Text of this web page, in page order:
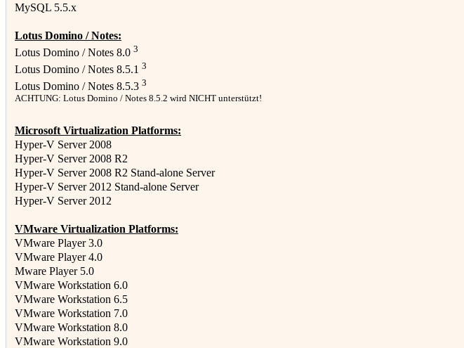
MySQL 5.5.x
Lotus Domino / Notes:
Lotus Domino / Notes 8.0 3
Lotus Domino / Notes 8.5.1 3
Lotus Domino / Notes 8.5.3 3
ACHTUNG: Lotus Domino / Notes 8.5.2 wird NICHT unterstützt!
Microsoft Virtualization Platforms:
Hyper-V Server 2008
Hyper-V Server 2008 R2
Hyper-V Server 2008 R2 Stand-alone Server
Hyper-V Server 2012 Stand-alone Server
Hyper-V Server 2012
VMware Virtualization Platforms:
VMware Player 3.0
VMware Player 4.0
Mware Player 5.0
VMware Workstation 6.0
VMware Workstation 6.5
VMware Workstation 7.0
VMware Workstation 8.0
VMware Workstation 9.0